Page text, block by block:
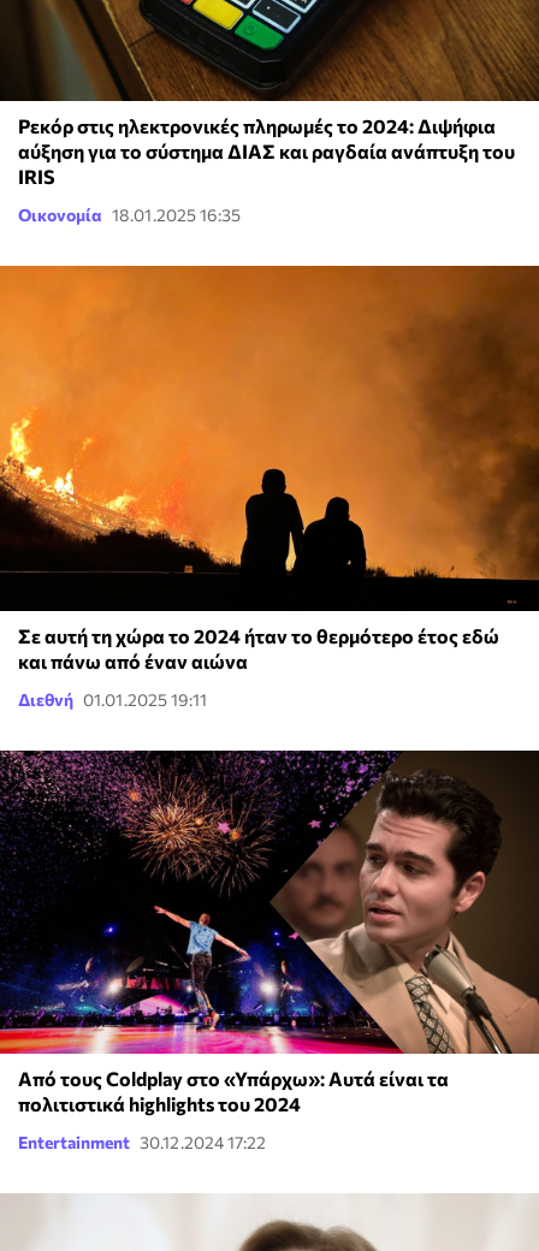
Ρεκόρ στις ηλεκτρονικές πληρωμές το 2024: Διψήφια
αύξηση για το σύστημα ΔΙΑΣ και ραγδαία ανάπτυξη του
IRIS
Οικονομία 18.01.2025 16:35
Σε αυτή τη χώρα το 2024 ήταν το θερμότερο έτος εδώ
και πάνω από έναν αιώνα
Διεθνή 01.01.2025 19:11
Από τους Coldplay στο «Υπάρχω»: Αυτά είναι τα
πολιτιστικά highlights του 2024
Entertainment 30.12.2024 17:22